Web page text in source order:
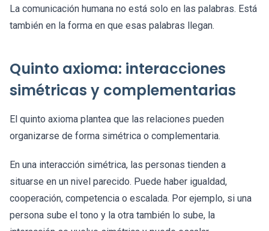
La comunicación humana no está solo en las palabras. Está
también en la forma en que esas palabras llegan.
Quinto axioma: interacciones
simétricas y complementarias
El quinto axioma plantea que las relaciones pueden
organizarse de forma simétrica o complementaria.
En una interacción simétrica, las personas tienden a
situarse en un nivel parecido. Puede haber igualdad,
cooperación, competencia o escalada. Por ejemplo, si una
persona sube el tono y la otra también lo sube, la